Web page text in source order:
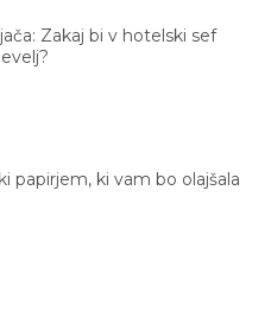
Zakaj bi v hotelski sef
papirjem, ki vam bo olajšala